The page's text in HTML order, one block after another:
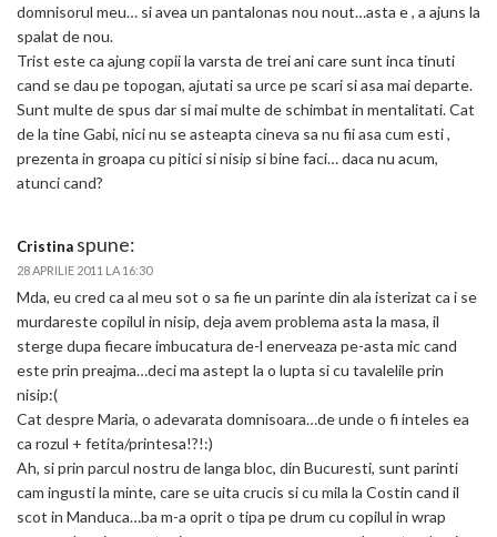
domnisorul meu… si avea un pantalonas nou nout…asta e , a ajuns la
spalat de nou.
Trist este ca ajung copii la varsta de trei ani care sunt inca tinuti
cand se dau pe topogan, ajutati sa urce pe scari si asa mai departe.
Sunt multe de spus dar si mai multe de schimbat in mentalitati. Cat
de la tine Gabi, nici nu se asteapta cineva sa nu fii asa cum esti ,
prezenta in groapa cu pitici si nisip si bine faci… daca nu acum,
atunci cand?
Cristina spune:
28 APRILIE 2011 LA 16:30
Mda, eu cred ca al meu sot o sa fie un parinte din ala isterizat ca i se
murdareste copilul in nisip, deja avem problema asta la masa, il
sterge dupa fiecare imbucatura de-l enerveaza pe-asta mic cand
este prin preajma…deci ma astept la o lupta si cu tavalelile prin
nisip:(
Cat despre Maria, o adevarata domnisoara…de unde o fi inteles ea
ca rozul + fetita/printesa!?!:)
Ah, si prin parcul nostru de langa bloc, din Bucuresti, sunt parinti
cam ingusti la minte, care se uita crucis si cu mila la Costin cand il
scot in Manduca…ba m-a oprit o tipa pe drum cu copilul in wrap